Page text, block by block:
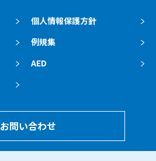
個人情報保護方針
例規集
AED
お問い合わせ